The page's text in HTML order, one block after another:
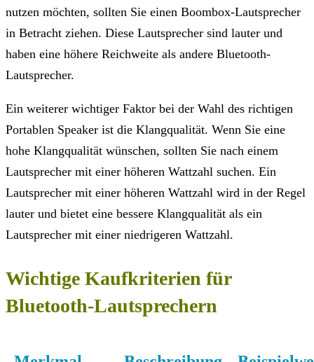
nutzen möchten, sollten Sie einen Boombox-Lautsprecher
in Betracht ziehen. Diese Lautsprecher sind lauter und
haben eine höhere Reichweite als andere Bluetooth-
Lautsprecher.
Ein weiterer wichtiger Faktor bei der Wahl des richtigen
Portablen Speaker ist die Klangqualität. Wenn Sie eine
hohe Klangqualität wünschen, sollten Sie nach einem
Lautsprecher mit einer höheren Wattzahl suchen. Ein
Lautsprecher mit einer höheren Wattzahl wird in der Regel
lauter und bietet eine bessere Klangqualität als ein
Lautsprecher mit einer niedrigeren Wattzahl.
Wichtige Kaufkriterien für
Bluetooth-Lautsprechern